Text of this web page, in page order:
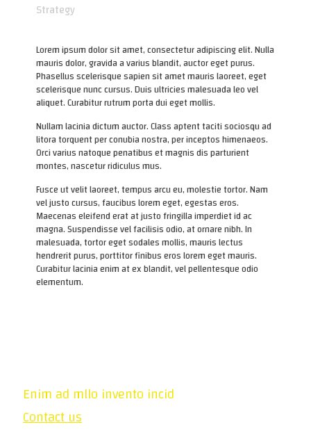
Strategy
Lorem ipsum dolor sit amet, consectetur adipiscing elit. Nulla
mauris dolor, gravida a varius blandit, auctor eget purus.
Phasellus scelerisque sapien sit amet mauris laoreet, eget
scelerisque nunc cursus. Duis ultricies malesuada leo vel
aliquet. Curabitur rutrum porta dui eget mollis.
Nullam lacinia dictum auctor. Class aptent taciti sociosqu ad
litora torquent per conubia nostra, per inceptos himenaeos.
Orci varius natoque penatibus et magnis dis parturient
montes, nascetur ridiculus mus.
Fusce ut velit laoreet, tempus arcu eu, molestie tortor. Nam
vel justo cursus, faucibus lorem eget, egestas eros.
Maecenas eleifend erat at justo fringilla imperdiet id ac
magna. Suspendisse vel facilisis odio, at ornare nibh. In
malesuada, tortor eget sodales mollis, mauris lectus
hendrerit purus, porttitor finibus eros lorem eget mauris.
Curabitur lacinia enim at ex blandit, vel pellentesque odio
elementum.
Enim ad mllo invento incid
Contact us